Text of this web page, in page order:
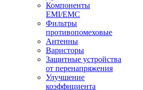
Компоненты
EMI/EMC
Фильтры
противопомеховые
Антенны
Варисторы
Защитные устройства
от перенапряжения
Улучшение
коэффициента